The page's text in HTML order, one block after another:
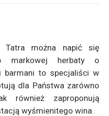
Tatra można napić się
markowej herbaty o
barmani to specjaliści w
dla Państwa zarówno
również zaproponują
wyśmienitego wina.